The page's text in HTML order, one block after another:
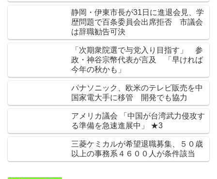
静岡・伊東市長が31日に進退会見、学
歴問題で百条委員会出席拒否 市議会
は辞職勧告可決
「次期衆院選で与党入り目指す」 参
政・神谷宗幣代表が言及 「早ければ
今年の秋かも」
パナソニック、欧米のテレビ販売を中
国家電大手に移管 開発でも協力
アメリカ議会 「中国が台湾武力侵攻す
る準備を急速進展中」 ★3
三菱ケミカルが希望退職募集、５０歳
以上の事務系４６００人が条件該当